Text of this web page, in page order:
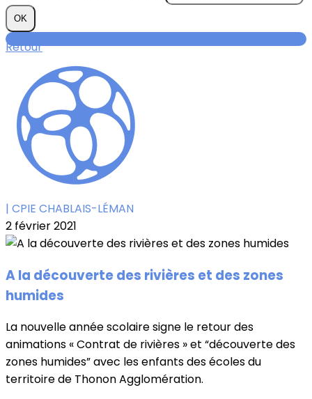
OK
Retour
| CPIE CHABLAIS-LÉMAN
2 février 2021
A la découverte des rivières et des zones
humides
La nouvelle année scolaire signe le retour des
animations « Contrat de rivières » et “découverte des
zones humides” avec les enfants des écoles du
territoire de Thonon Agglomération.